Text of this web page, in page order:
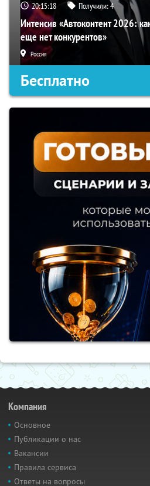
20:15:18 Получили:4
Интенсив «Автоконтент 2026:
еще нет конкурентов»
Россия
Бесплатно
Компания
Основное
Публикации о нас
Вакансии
Правила сервиса
Ответы на вопросы